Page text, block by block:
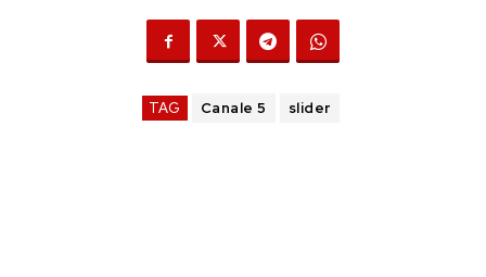
TAG Canale 5 slider